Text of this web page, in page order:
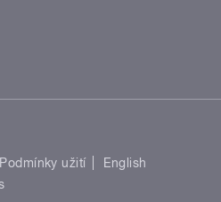
Podmínky užití
English